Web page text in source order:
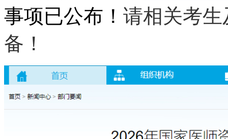
事项已公布！ 请相关考
备！